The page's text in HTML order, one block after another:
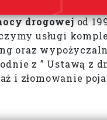
drogowejod
usługi
oraz
z ” Ustawą
złomowanie